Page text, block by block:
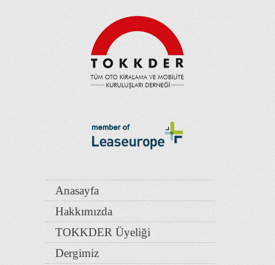
Anasayfa
Hakkımızda
TOKKDER Üyeliği
Dergimiz